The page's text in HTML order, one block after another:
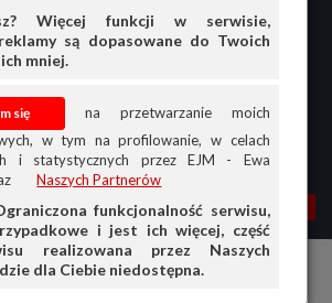
Więcej funkcji w serwisie,
są dopasowane do Twoich
mniej.
na przetwarzanie moich
w tym na profilowanie, w celach
i statystycznych przez EJM - Ewa
Naszych Partnerów
funkcjonalność serwisu,
i jest ich więcej, część
realizowana przez Naszych
dla Ciebie niedostępna.
MOJA AG
PRZEGLĄD
samochodowe